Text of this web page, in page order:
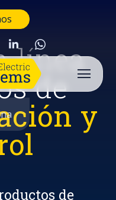
línea
de
y
de